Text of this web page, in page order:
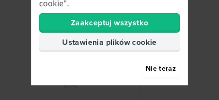
cookie".
Zaakceptuj wszystko
Ustawienia plików cookie
Nie teraz